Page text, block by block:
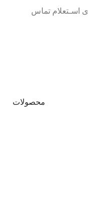
اسـتعلام تماس
محصولات